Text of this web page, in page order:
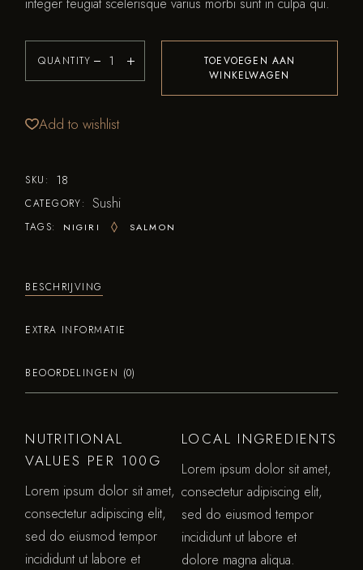
integer feugiat scelerisque varius morbi sunt in culpa qui.
QUANTITY
TOEVOEGEN AAN
WINKELWAGEN
Add to wishlist
SKU: 18
CATEGORY: Sushi
TAGS: NIGIRI SALMON
BESCHRIJVING
EXTRA INFORMATIE
BEOORDELINGEN (0)
NUTRITIONAL
VALUES PER 100G
Lorem ipsum dolor sit amet,
consectetur adipiscing elit,
sed do eiusmod tempor
incididunt ut labore et
LOCAL INGREDIENTS
Lorem ipsum dolor sit amet,
consectetur adipiscing elit,
sed do eiusmod tempor
incididunt ut labore et
dolore magna aliqua.